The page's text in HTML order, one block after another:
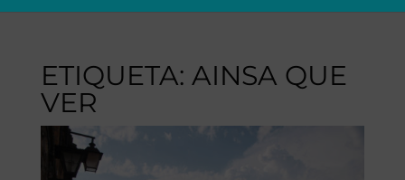
ETIQUETA: AINSA QUE
VER